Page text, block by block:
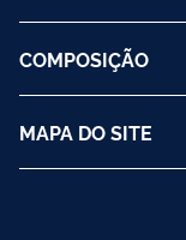
COMPOSIÇÃO
MAPA DO SITE